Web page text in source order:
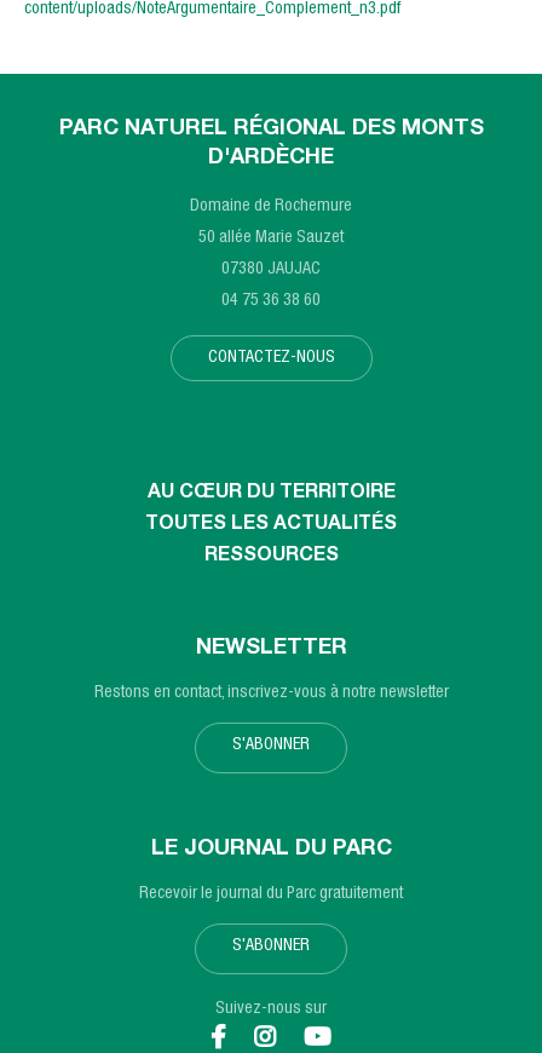
content/uploads/NoteArgumentaire_Complement_n3.pdf
PARC NATUREL RÉGIONAL DES MONTS
D'ARDÈCHE
Domaine de Rochemure
50 allée Marie Sauzet
07380 JAUJAC
04 75 36 38 60
CONTACTEZ-NOUS
AU CŒUR DU TERRITOIRE
TOUTES LES ACTUALITÉS
RESSOURCES
NEWSLETTER
Restons en contact, inscrivez-vous à notre newsletter
S'ABONNER
LE JOURNAL DU PARC
Recevoir le journal du Parc gratuitement
S'ABONNER
Suivez-nous sur